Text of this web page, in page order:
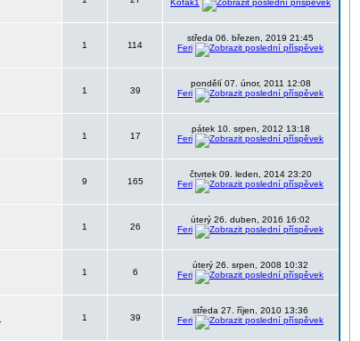
Kofak1
1 114
středa 06. březen, 2019 21:45
Feri
1 39
pondělí 07. únor, 2011 12:08
Feri
1 17
pátek 10. srpen, 2012 13:18
Feri
9 165
čtvrtek 09. leden, 2014 23:20
Feri
1 26
úterý 26. duben, 2016 16:02
Feri
1 6
úterý 26. srpen, 2008 10:32
Feri
1 39
středa 27. říjen, 2010 13:36
Feri